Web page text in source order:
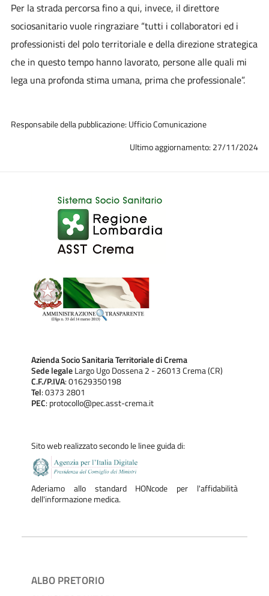
Per la strada percorsa fino a qui, invece, il direttore
sociosanitario vuole ringraziare “tutti i collaboratori ed i
professionisti del polo territoriale e della direzione strategica
che in questo tempo hanno lavorato, persone alle quali mi
lega una profonda stima umana, prima che professionale”.
Responsabile della pubblicazione: Ufficio Comunicazione
Ultimo aggiornamento: 27/11/2024
Azienda Socio Sanitaria Territoriale di Crema
Sede legaleLargo Ugo Dossena 2 - 26013 Crema (CR)
C.F./P.IVA: 01629350198
Tel: 0373 2801
PEC: protocollo@pec.asst-crema.it
Sito web realizzato secondo le linee guida di:
Aderiamo allo standard HONcode per l'affidabilità
dell'informazione medica.
ALBO PRETORIO